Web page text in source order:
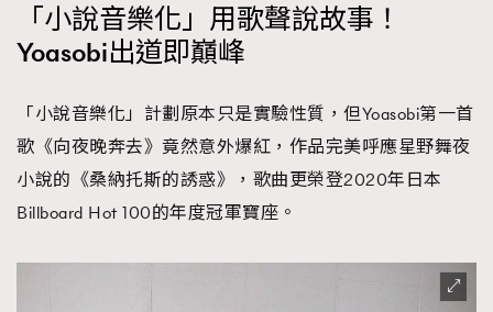
「小說音樂化」用歌聲說故事！
Yoasobi出道即巔峰
「小說音樂化」計劃原本只是實驗性質，但Yoasobi第一首
歌《向夜晚奔去》竟然意外爆紅，作品完美呼應星野舞夜
小說的《桑納托斯的誘惑》，歌曲更榮登2020年日本
Billboard Hot 100的年度冠軍寶座。